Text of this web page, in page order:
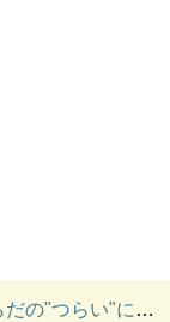
らい"に寄り添う